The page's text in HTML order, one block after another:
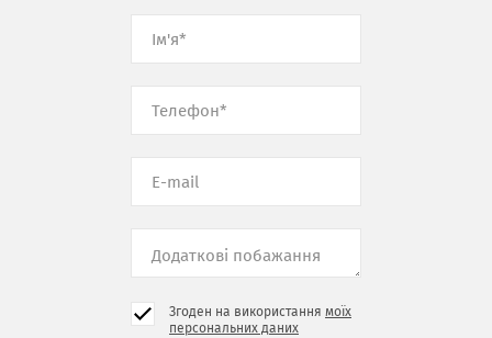
Згоден на використання моїх
персональних даних